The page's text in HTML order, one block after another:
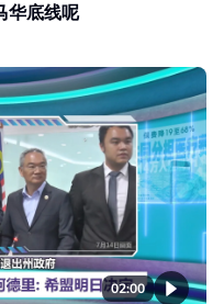
华底线呢
02:00